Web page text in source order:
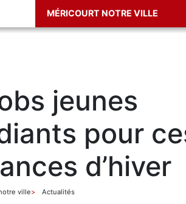
MÉRICOURT NOTRE VILLE
jeunes
pour
d’hiver
ville Actualités